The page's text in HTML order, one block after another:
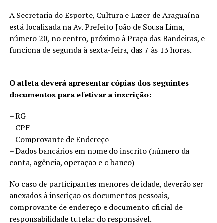
A Secretaria do Esporte, Cultura e Lazer de Araguaína
está localizada na Av. Prefeito João de Sousa Lima,
número 20, no centro, próximo à Praça das Bandeiras, e
funciona de segunda à sexta-feira, das 7 às 13 horas.
O atleta deverá apresentar cópias dos seguintes
documentos para efetivar a inscrição:
– RG
– CPF
– Comprovante de Endereço
– Dados bancários em nome do inscrito (número da
conta, agência, operação e o banco)
No caso de participantes menores de idade, deverão ser
anexados à inscrição os documentos pessoais,
comprovante de endereço e documento oficial de
responsabilidade tutelar do responsável.